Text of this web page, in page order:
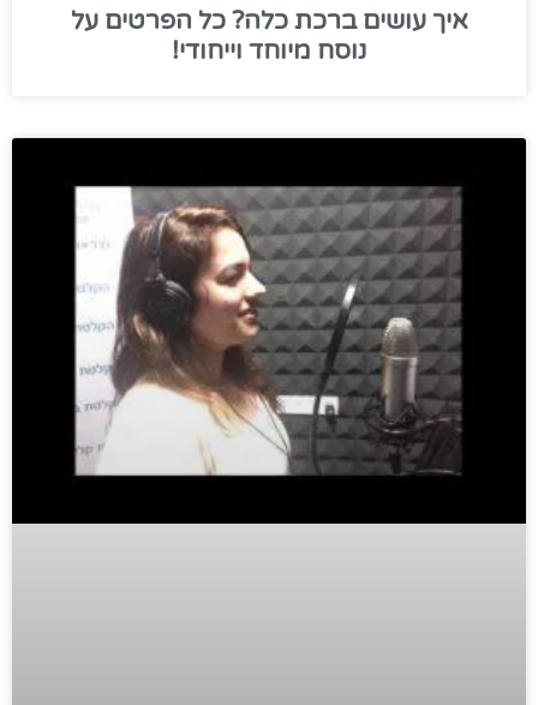
איך עושים ברכת כלה? כל הפרטים על
נוסח מיוחד וייחודי!